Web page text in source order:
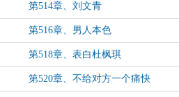
第514章、刘文青
第516章、男人本色
第518章、表白杜枫琪
第520章、不给对方一个痛快